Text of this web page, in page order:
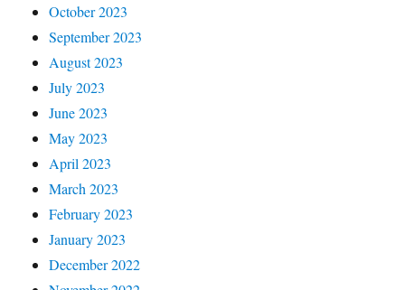
October 2023
September 2023
August 2023
July 2023
June 2023
May 2023
April 2023
March 2023
February 2023
January 2023
December 2022